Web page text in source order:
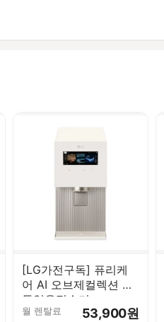
[LG가전구독] 퓨리케
어 AI 오브제컬렉션 냉
동얼음정수기
WD724R
월 렌탈료 53,900원